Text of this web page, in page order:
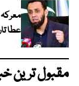
عطا
مقبول ترین